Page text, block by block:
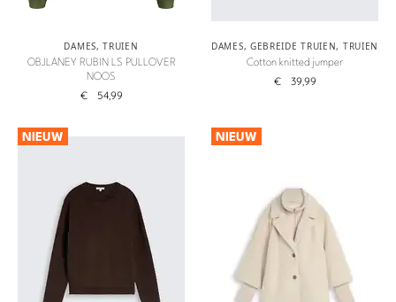
DAMES,TRUIEN
OBJLANEY RUBIN LS PULLOVER
NOOS
€ 54,99
DAMES, GEBREIDE TRUIEN, TRUIEN
Cotton knitted jumper
€ 39,99
NIEUW NIEUW